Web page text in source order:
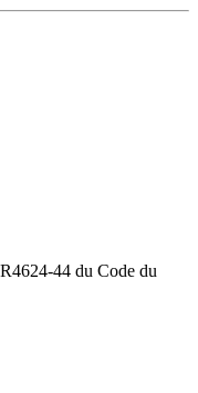
44 du Code du